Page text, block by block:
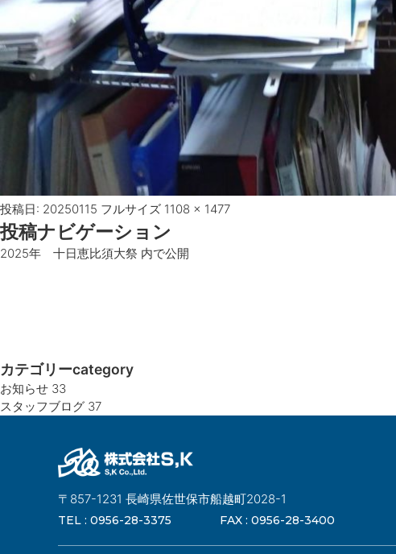
投稿日: 20250115 フルサイズ 1108 × 1477
投稿ナビゲーション
2025年 十日恵比須大祭 内で公開
カテゴリーcategory
お知らせ 33
スタッフブログ 37
〒857-1231 長崎県佐世保市船越町2028-1
TEL : 0956-28-3375 FAX : 0956-28-3400